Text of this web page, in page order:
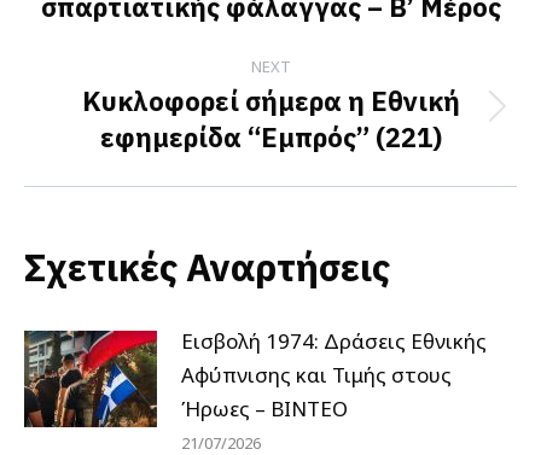
post:
NEXT
Next
post:
Κυκλοφορεί σήμερα η Εθνική
εφημερίδα “Εμπρός” (221)
Σχετικές Αναρτήσεις
Εισβολή 1974: Δράσεις Εθνικής
Αφύπνισης και Τιμής στους
Ήρωες – ΒΙΝΤΕΟ
21/07/2026